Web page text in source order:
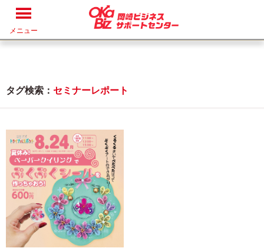
メニュー
タグ検索： セミナーレポート